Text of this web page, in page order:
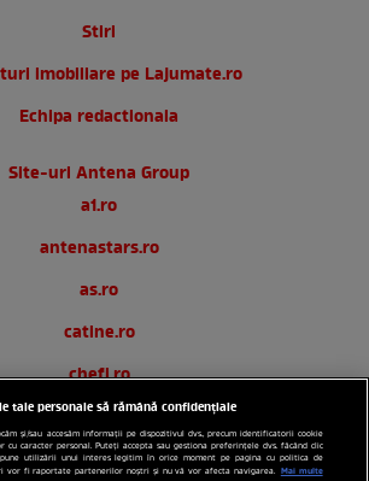
Stiri
imobiliare pe Lajumate.ro
Echipa redactionala
Site-uri Antena Group
a1.ro
antenastars.ro
as.ro
catine.ro
chefi.ro
deparinti.ro
medicool.ro
tale personale să rămână confidențiale
și/sau accesăm informații pe dispozitivul dvs., precum identificatorii cookie
cu caracter personal. Puteți accepta sau gestiona preferințele dvs. făcând clic
utilizării unui interes legitim în orice moment pe pagina cu politica de
vor fi raportate partenerilor noștri și nu vă vor afecta navigarea. Mai multe